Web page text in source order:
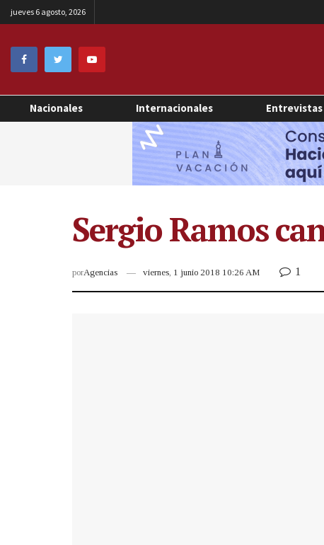
jueves 6 agosto, 2026
Nacionales Internacionales Entrevistas
Sergio Ramos
porAgencias viernes, 1 junio 2018 10:26 AM 1